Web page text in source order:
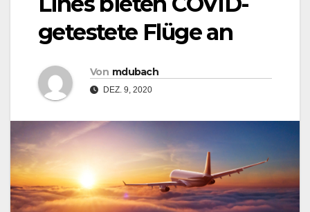
getestete Flüge an
Von mdubach
DEZ. 9, 2020